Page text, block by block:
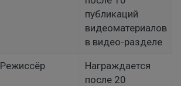
публикаций
видеоматериалов
в видео-разделе
Режиссёр
Награждается
после 20